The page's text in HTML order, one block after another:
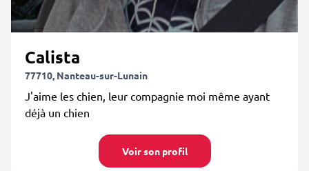
Calista
77710, Nanteau-sur-Lunain
J'aime les chien, leur compagnie moi même ayant
déjà un chien
Voir son profil